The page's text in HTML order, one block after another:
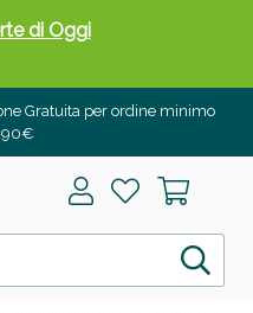
Gratuita per ordine minimo
di Oggi